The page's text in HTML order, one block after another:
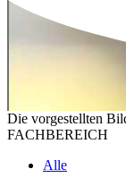
Die vorgestellten
FACHBEREICH
Alle